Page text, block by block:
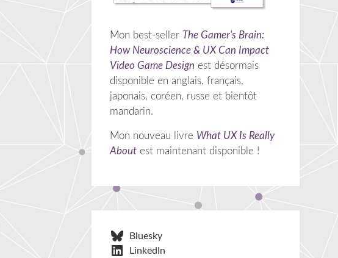
Mon best-seller The Gamer's Brain:
How Neuroscience & UX Can Impact
Video Game Design est désormais
disponible en anglais, français,
japonais, coréen, russe et bientôt
mandarin.
Mon nouveau livre What UX Is Really
Aboutest maintenant disponible !
Bluesky
LinkedIn